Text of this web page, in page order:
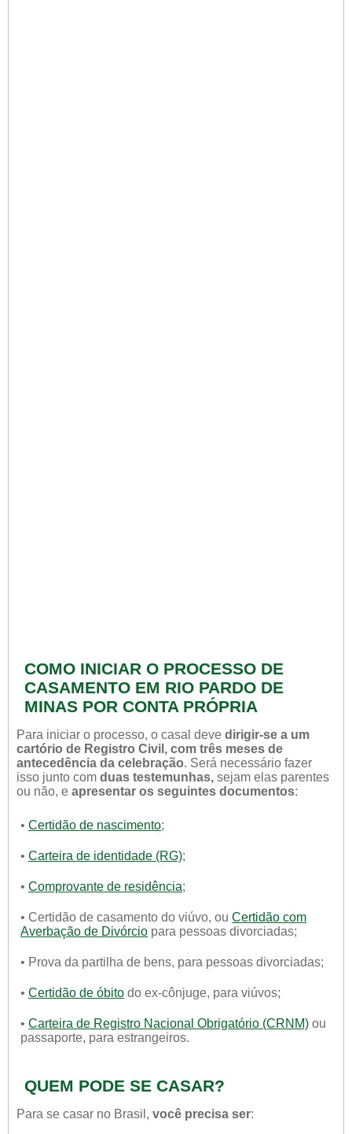
COMO INICIAR O PROCESSO DE
CASAMENTO EM RIO PARDO DE
MINAS POR CONTA PRÓPRIA
Para iniciar o processo, o casal deve dirigir-se a um
cartório de Registro Civil, com três meses de
antecedência da celebração. Será necessário fazer
isso junto com duas testemunhas, sejam elas parentes
ou não, e apresentar os seguintes documentos:
• Certidão de nascimento;
• Carteira de identidade (RG);
• Comprovante de residência;
• Certidão de casamento do viúvo, ou Certidão com
Averbação de Divórcio para pessoas divorciadas;
• Prova da partilha de bens, para pessoas divorciadas;
• Certidão de óbito do ex-cônjuge, para viúvos;
• Carteira de Registro Nacional Obrigatório (CRNM) ou
passaporte, para estrangeiros.
QUEM PODE SE CASAR?
Para se casar no Brasil, você precisa ser: